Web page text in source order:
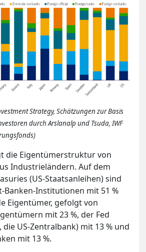
Strategy, Schätzungen zur Basis
durch Arslanalp und Tsuda, IWF
die Eigentümerstruktur von
Industrieländern. Auf dem
(US-Staatsanleihen) sind
Banken-Institutionen mit 51 %
Eigentümer, gefolgt von
mit 23 %, der Fed
die US-Zentralbank) mit 13 % und
mit 13 %.